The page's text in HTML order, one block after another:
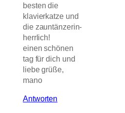
besten die
klavierkatze und
die zauntänzerin-
herrlich!
einen schönen
tag für dich und
liebe grüße,
mano
Antworten